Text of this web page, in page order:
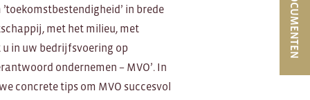
in brede
met het milieu, met
u in uw bedrijfsvoering op
ondernemen – MVO’. In
concrete tips om MVO succesvol